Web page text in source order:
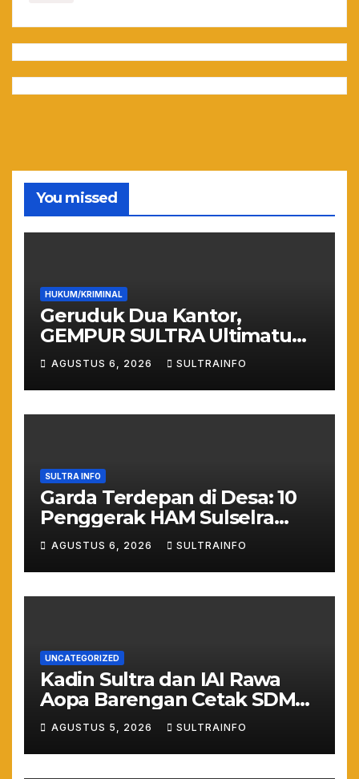
You missed
HUKUM/KRIMINAL
Geruduk Dua Kantor,
GEMPUR SULTRA Ultimatum
Keras: Lahan Puuwatu Siap
Diduduki Jika Tak Ada
Kepastian Hukum
AGUSTUS 6, 2026 SULTRAINFO
SULTRA INFO
Garda Terdepan di Desa: 10
Penggerak HAM Sulselra
Resmi Bertugas Mengawal
Asta Cita Prabowo
AGUSTUS 6, 2026 SULTRAINFO
UNCATEGORIZED
Kadin Sultra dan IAI Rawa
Aopa Barengan Cetak SDM
Siap Kerja dan Wirausaha
Muda
AGUSTUS 5, 2026 SULTRAINFO